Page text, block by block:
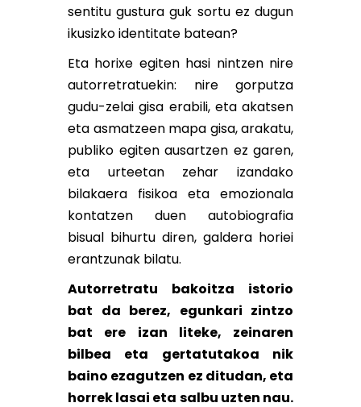
sentitu gustura guk sortu ez dugun
ikusizko identitate batean?
Eta horixe egiten hasi nintzen nire
autorretratuekin: nire gorputza
gudu-zelai gisa erabili, eta akatsen
eta asmatzeen mapa gisa, arakatu,
publiko egiten ausartzen ez garen,
eta urteetan zehar izandako
bilakaera fisikoa eta emozionala
kontatzen duen autobiografia
bisual bihurtu diren, galdera horiei
erantzunak bilatu.
Autorretratu bakoitza istorio
bat da berez, egunkari zintzo
bat ere izan liteke, zeinaren
bilbea eta gertatutakoa nik
baino ezagutzen ez ditudan, eta
horrek lasai eta salbu uzten nau.